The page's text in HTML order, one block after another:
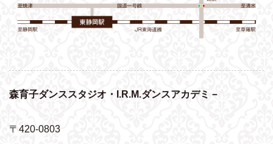
森育子ダンススタジオ・I.R.M.ダンスアカデミ－
〒420-0803